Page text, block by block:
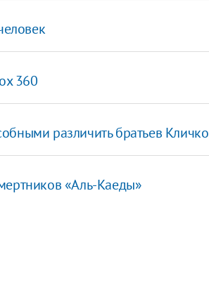
360
различить братьев Кличко
«Аль-Каеды»